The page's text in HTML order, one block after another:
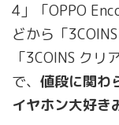
4」「OPPO
どから「
「3COINS ク
で、 値段に関わ
イヤホン大好き